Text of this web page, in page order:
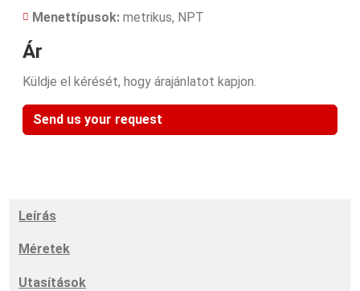
Menettípusok: metrikus, NPT
Ár
Küldje el kérését, hogy árajánlatot kapjon.
Send us your request
Leírás
Méretek
Utasítások